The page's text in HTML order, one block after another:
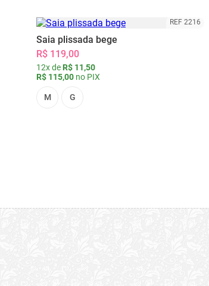
REF 2216
Saia plissada bege
R$ 119,00
12x de R$ 11,50
R$ 115,00 no PIX
M G